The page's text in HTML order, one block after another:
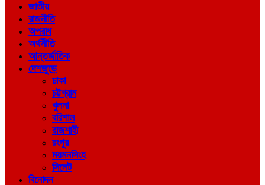
জাতীয়
রাজনীতি
অপরাধ
অর্থনীতি
আন্তর্জাতিক
দেশজুড়ে
ঢাকা
চট্টগ্রাম
খুলনা
বরিশাল
রাজশাহী
রংপুর
ময়মনসিংহ
সিলেট
বিনোদন